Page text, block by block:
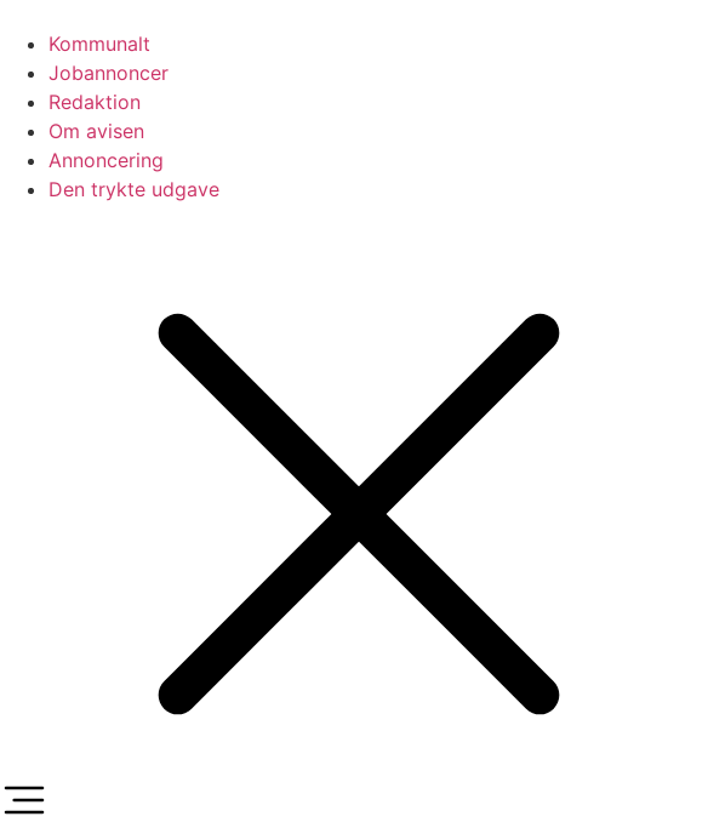
indhold
Kommunalt
Jobannoncer
Redaktion
Om avisen
Annoncering
Den trykte udgave